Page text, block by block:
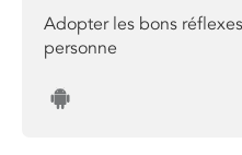
Adopter les bons
personne